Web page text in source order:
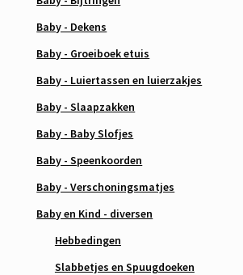
Baby - Dekens
Baby - Groeiboek etuis
Baby - Luiertassen en luierzakjes
Baby - Slaapzakken
Baby - Baby Slofjes
Baby - Speenkoorden
Baby - Verschoningsmatjes
Baby en Kind - diversen
Hebbedingen
Slabbetjes en Spuugdoeken